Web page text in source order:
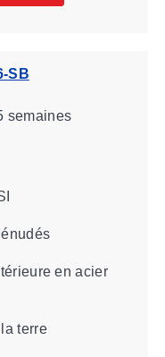
SB
semaines
en acier
terre